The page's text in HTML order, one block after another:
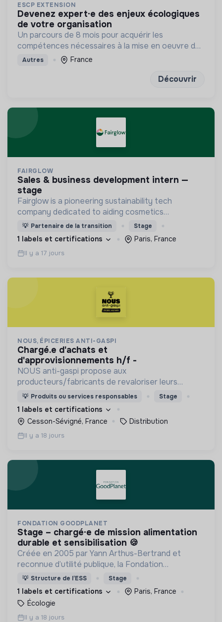
ESCP EXTENSION
devenez expert·e des enjeux écologiques
de votre organisation
Un parcours de 8 mois pour acquérir les
compétences nécessaires à la mise en oeuvre de
la transition écologique et environnementale au
sein des organisations.
Autres France
Découvrir
FAIRGLOW
sales & business development intern —
stage
Fairglow is a pioneering sustainability tech
company dedicated to aiding cosmetics
laboratories, retailers, and brands in quantifying,
reporting, and mitigating their carbon footprints.
💡 Partenaire de la transition Stage
1 labels et certifications Paris, France
Il y a 17 jours
NOUS, ÉPICERIES ANTI-GASPI
chargé.e d'achats et
d'approvisionnements h/f -
NOUS anti-gaspi propose aux
producteurs/fabricants de revaloriser leurs
produits déclassés et invendus à prix juste et
offre aux consommateurs un mode de
consommation qualitatif et éco-responsable
💡 Produits ou services responsables Stage
1 labels et certifications
Cesson-Sévigné, France
Distribution
Il y a 18 jours
FONDATION GOODPLANET
stage – chargé·e de mission alimentation
durable et sensibilisation 🍪
Créée en 2005 par Yann Arthus-Bertrand et
reconnue d’utilité publique, la Fondation
GoodPlanet invite à s’émerveiller du Vivant pour
mieux le protéger.,
💡 Structure de l’ESS Stage
1 labels et certifications
Paris, France
Écologie
Il y a 18 jours